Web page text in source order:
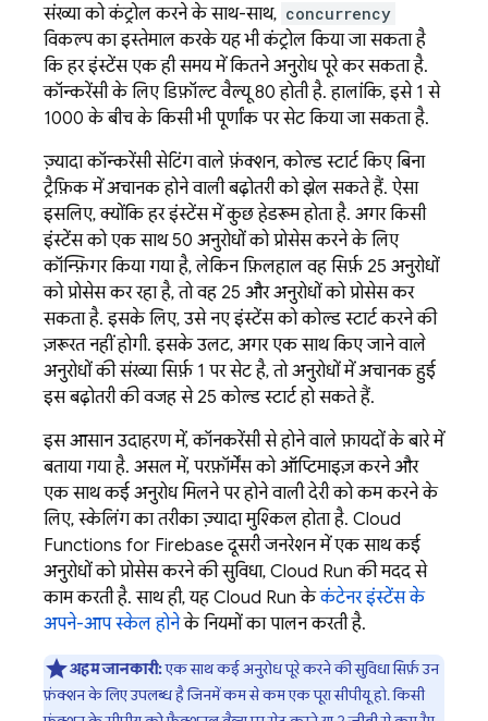
संख्या को कंट्रोल करने के साथ-साथ, concurrency
विकल्प का इस्तेमाल करके यह भी कंट्रोल किया जा सकता है
कि हर इंस्टेंस एक ही समय में कितने अनुरोध पूरे कर सकता है.
कॉन्करेंसी के लिए डिफ़ॉल्ट वैल्यू 80 होती है. हालांकि, इसे 1 से
1000 के बीच के किसी भी पूर्णांक पर सेट किया जा सकता है.
ज़्यादा कॉन्करेंसी सेटिंग वाले फ़ंक्शन, कोल्ड स्टार्ट किए बिना
ट्रैफ़िक में अचानक होने वाली बढ़ोतरी को झेल सकते हैं. ऐसा
इसलिए, क्योंकि हर इंस्टेंस में कुछ हेडरूम होता है. अगर किसी
इंस्टेंस को एक साथ 50 अनुरोधों को प्रोसेस करने के लिए
कॉन्फ़िगर किया गया है, लेकिन फ़िलहाल वह सिर्फ़ 25 अनुरोधों
को प्रोसेस कर रहा है, तो वह 25 और अनुरोधों को प्रोसेस कर
सकता है. इसके लिए, उसे नए इंस्टेंस को कोल्ड स्टार्ट करने की
ज़रूरत नहीं होगी. इसके उलट, अगर एक साथ किए जाने वाले
अनुरोधों की संख्या सिर्फ़ 1 पर सेट है, तो अनुरोधों में अचानक हुई
इस बढ़ोतरी की वजह से 25 कोल्ड स्टार्ट हो सकते हैं.
इस आसान उदाहरण में, कॉनकरेंसी से होने वाले फ़ायदों के बारे में
बताया गया है. असल में, परफ़ॉर्मेंस को ऑप्टिमाइज़ करने और
एक साथ कई अनुरोध मिलने पर होने वाली देरी को कम करने के
लिए, स्केलिंग का तरीका ज़्यादा मुश्किल होता है. Cloud
Functions for Firebaseदूसरी जनरेशन में एक साथ कई
अनुरोधों को प्रोसेस करने की सुविधा, Cloud Run की मदद से
काम करती है. साथ ही, यह Cloud Run केकंटेनर इंस्टेंस के
अपने-आप स्केल होनेके नियमों का पालन करती है.
अहम जानकारी:एक साथ कई अनुरोध पूरे करने की सुविधा सिर्फ़ उन
फ़ंक्शन के लिए उपलब्ध है जिनमें कम से कम एक पूरा सीपीयू हो. किसी